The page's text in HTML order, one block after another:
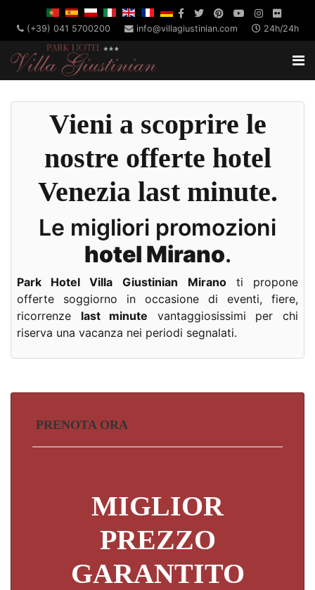
(+39) 041 5700200 info@villagiustinian.com 24h/24h
Vieni a scoprire le
nostre offerte hotel
Venezia last minute.
Le migliori promozioni
hotel Mirano.
Park Hotel Villa Giustinian Miranoti propone
offerte soggiorno in occasione di eventi, fiere,
ricorrenze last minute vantaggiosissimi per chi
riserva una vacanza nei periodi segnalati.
PRENOTA ORA
MIGLIOR
PREZZO
GARANTITO